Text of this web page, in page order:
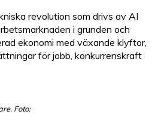
revolution som drivs av AI
i grunden och
ekonomi med växande klyftor,
för jobb, konkurrenskraft
Foto: